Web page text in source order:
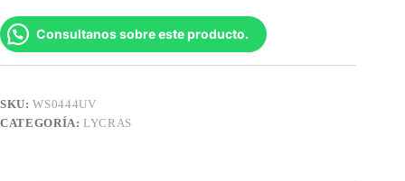
Consultanos sobre este producto.
SKU:WS0444UV
CATEGORÍA:LYCRAS